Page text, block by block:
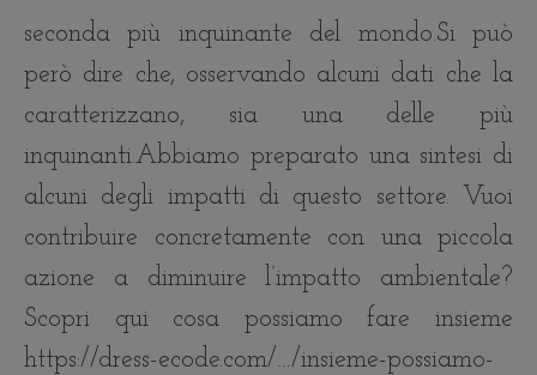
seconda più inquinante del mondo.Si può
però dire che, osservando alcuni dati che la
caratterizzano, sia una delle più
inquinanti.Abbiamo preparato una sintesi di
alcuni degli impatti di questo settore. Vuoi
contribuire concretamente con una piccola
azione a diminuire l’impatto ambientale?
Scopri qui cosa possiamo fare insieme
https://dress-ecode.com/…/insieme-possiamo-